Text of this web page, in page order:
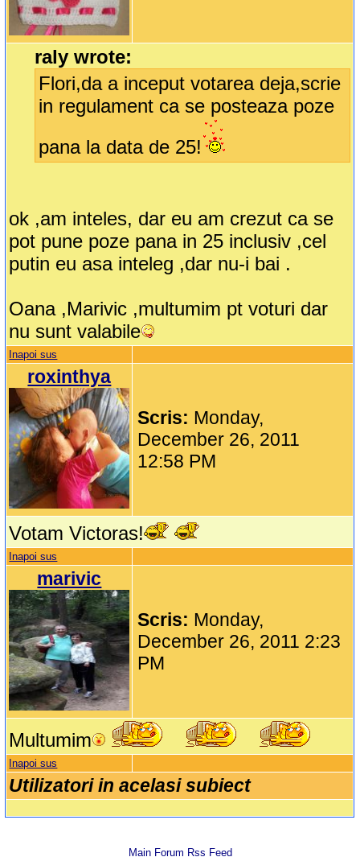
raly wrote:
Flori,da a inceput votarea deja,scrie
in regulament ca se posteaza poze
pana la data de 25!
ok ,am inteles, dar eu am crezut ca se
pot pune poze pana in 25 inclusiv ,cel
putin eu asa inteleg ,dar nu-i bai .
Oana ,Marivic ,multumim pt voturi dar
nu sunt valabile
Inapoi sus
roxinthya
Scris: Monday,
December 26, 2011
12:58 PM
Votam Victoras!
Inapoi sus
marivic
Scris: Monday,
December 26, 2011 2:23
PM
Multumim
Inapoi sus
Utilizatori in acelasi subiect
Main Forum Rss Feed